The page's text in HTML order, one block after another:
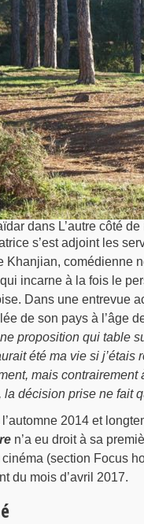
dans L’autre côté
s’est adjoint les
Khanjian, comédienne
incarne à la fois le
Dans une entrevue
de son pays à l’âge
proposition qui table
été ma vie si j’étais
mais contrairement
la décision prise ne fait
2014 et
n’a eu droit à sa
(section Focus
du mois d’avril 2017.